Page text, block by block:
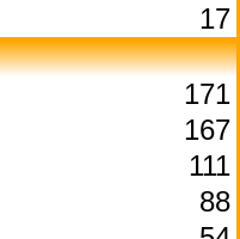
17
171
167
111
88